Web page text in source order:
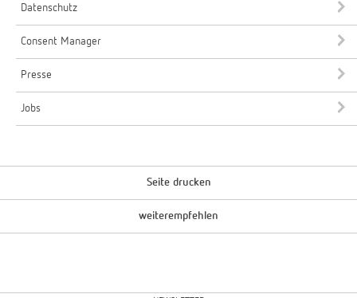
Datenschutz
Consent Manager
Presse
Jobs
Seite drucken
weiterempfehlen